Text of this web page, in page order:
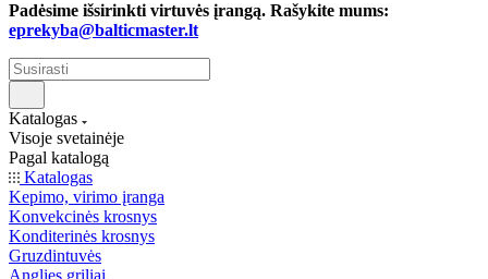
Padėsime išsirinkti virtuvės įrangą. Rašykite mums:
eprekyba@balticmaster.lt
Katalogas
Visoje svetainėje
Pagal katalogą
Katalogas
Kepimo, virimo įranga
Konvekcinės krosnys
Konditerinės krosnys
Gruzdintuvės
Anglies griliai